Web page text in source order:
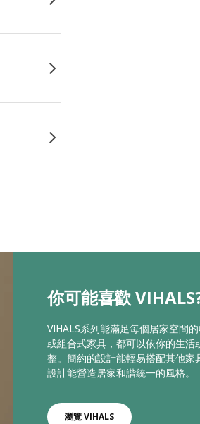
你可能喜歡
VIHALS系列能滿足每個居家空間
或組合式家具，都可以依你的生活
整。簡約的設計能輕易搭配其他家
設計能營造居家和諧統一的風格。
瀏覽 VIHALS